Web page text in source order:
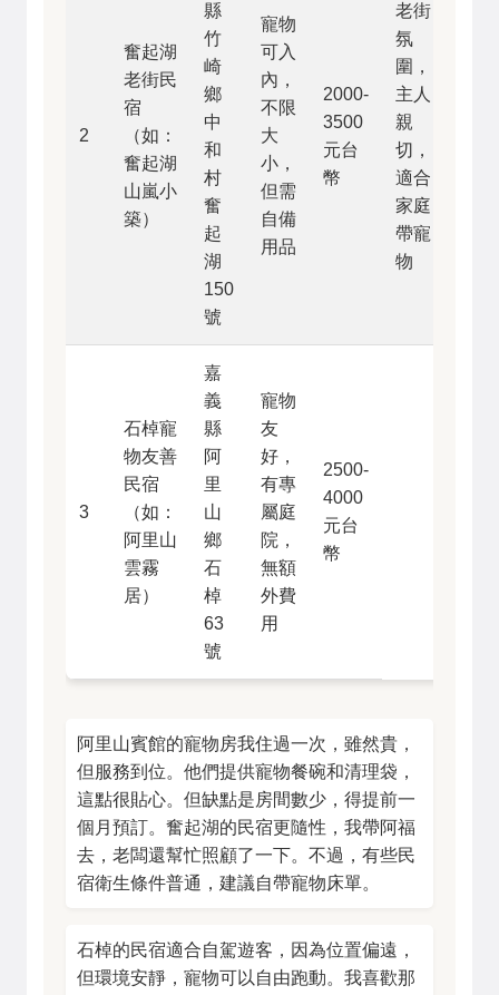
2
奮起湖
老街民
宿
（如：
奮起湖
山嵐小
築）
縣
竹
崎
鄉
中
和
村
奮
起
湖
150
號
寵物
可入
內，
不限
大
小，
但需
自備
用品
2000-
3500
元台
幣
老街
氛
圍，
主人
親
切，
適合
家庭
帶寵
物
3
石棹寵
物友善
民宿
（如：
阿里山
雲霧
居）
嘉
義
縣
阿
里
山
鄉
石
棹
63
號
寵物
友
好，
有專
屬庭
院，
無額
外費
用
2500-
4000
元台
幣
阿里山賓館的寵物房我住過一次，雖然貴，
但服務到位。他們提供寵物餐碗和清理袋，
這點很貼心。但缺點是房間數少，得提前一
個月預訂。奮起湖的民宿更隨性，我帶阿福
去，老闆還幫忙照顧了一下。不過，有些民
宿衛生條件普通，建議自帶寵物床單。
石棹的民宿適合自駕遊客，因為位置偏遠，
但環境安靜，寵物可以自由跑動。我喜歡那